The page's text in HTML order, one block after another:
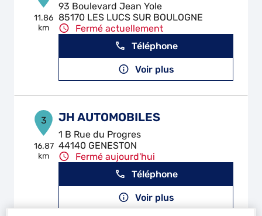
11.86
km
93 Boulevard Jean Yole
85170 LES LUCS SUR BOULOGNE
Fermé actuellement
Téléphone
Voir plus
3
16.87
km
JH AUTOMOBILES
1 B Rue du Progres
44140 GENESTON
Fermé aujourd'hui
Téléphone
Voir plus